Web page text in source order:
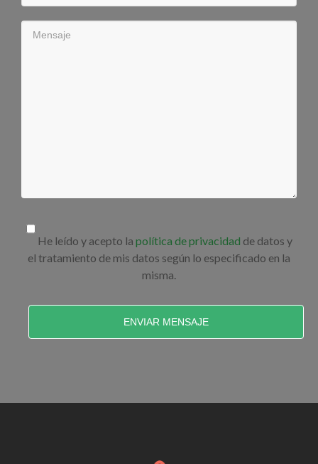
He leído y acepto la política de privacidad de datos y
el tratamiento de mis datos según lo especificado en la
misma.
ENVIAR MENSAJE